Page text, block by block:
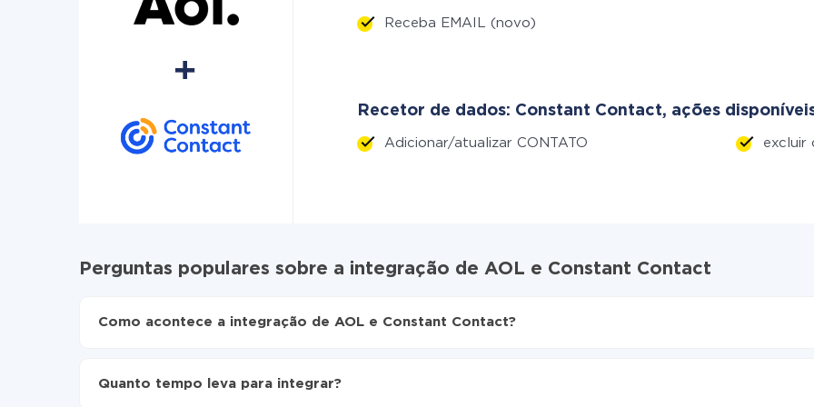
Receba EMAIL (novo)
Recetor de dados: Constant Contact, ações
Adicionar/atualizar CONTATO excluir
Perguntas populares sobre a integração de AOL e Constant Contact
Como acontece a integração de AOL e Constant Contact?
Ative a atualização automática
Quanto tempo leva para integrar?